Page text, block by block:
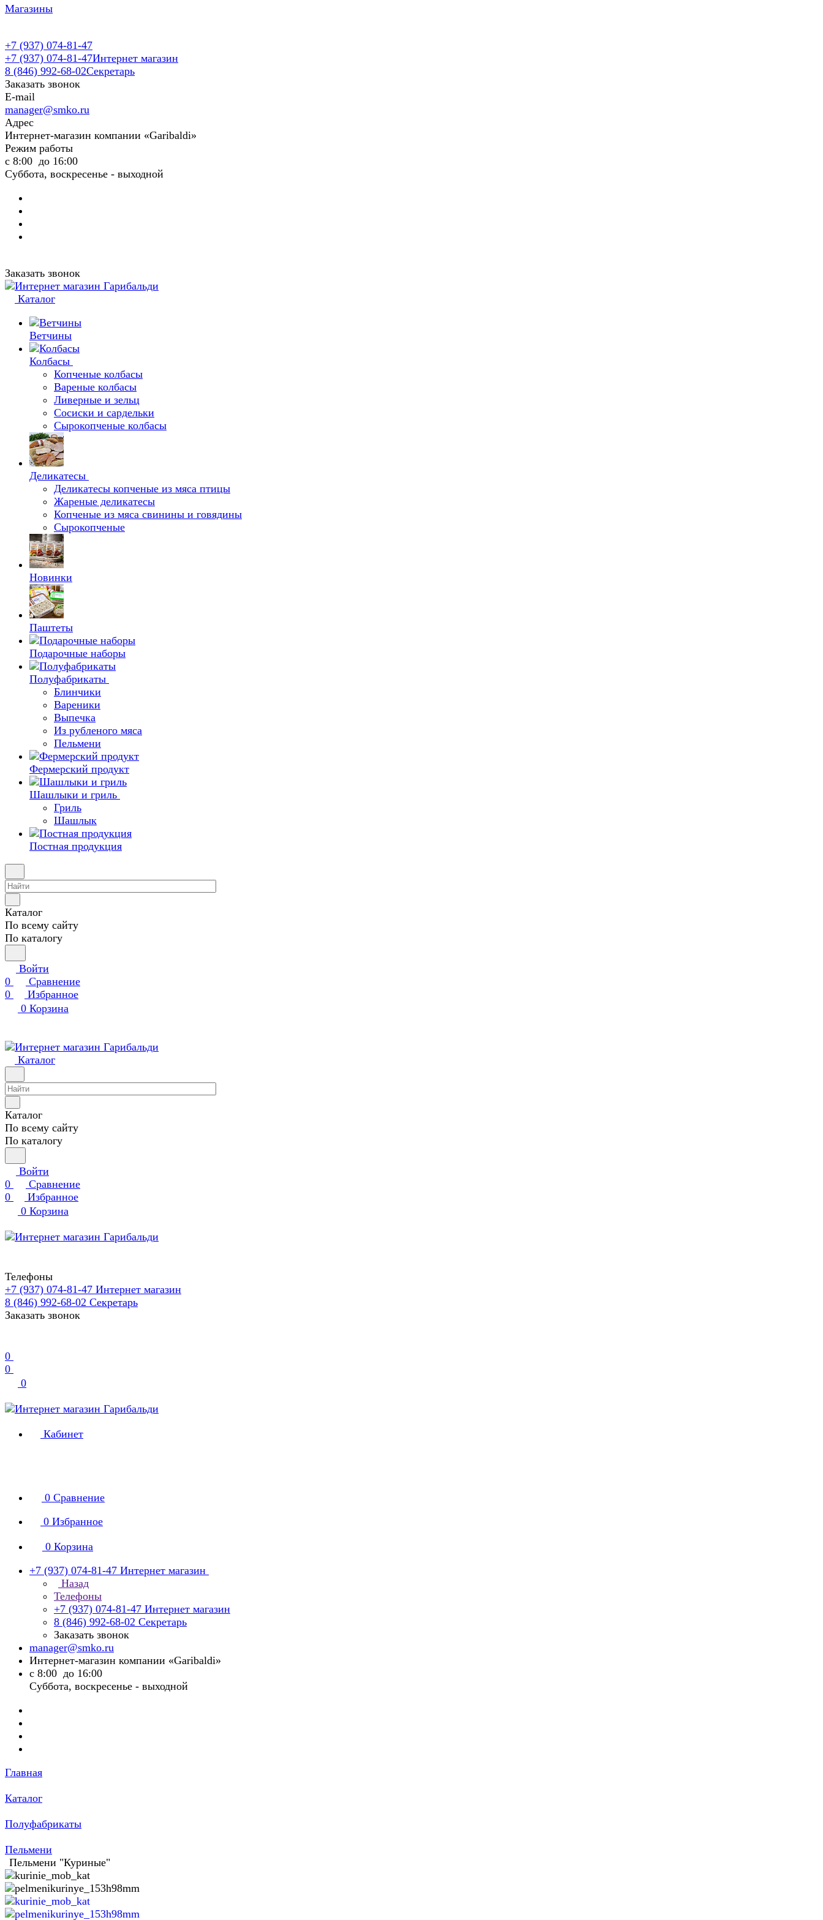
Магазины
+7 (937) 074-81-47
+7 (937) 074-81-47Интернет магазин
8 (846) 992-68-02Секретарь
Заказать звонок
E-mail
manager@smko.ru
Адрес
Интернет-магазин компании «Garibaldi»
Режим работы
с 8:00 до 16:00
Суббота, воскресенье - выходной
Заказать звонок
Каталог
Ветчины
Колбасы
Копченые колбасы
Вареные колбасы
Ливерные и зельц
Сосиски и сардельки
Сырокопченые колбасы
Деликатесы
Деликатесы копченые из мяса птицы
Жареные деликатесы
Копченые из мяса свинины и говядины
Сырокопченые
Новинки
Паштеты
Подарочные наборы
Полуфабрикаты
Блинчики
Вареники
Выпечка
Из рубленого мяса
Пельмени
Фермерский продукт
Шашлыки и гриль
Гриль
Шашлык
Постная продукция
Каталог
По всему сайту
По каталогу
Войти
0
Сравнение
0
Избранное
0 Корзина
Каталог
Каталог
По всему сайту
По каталогу
Войти
0
Сравнение
0
Избранное
0 Корзина
Телефоны
+7 (937) 074-81-47 Интернет магазин
8 (846) 992-68-02 Секретарь
Заказать звонок
0
0
0
Кабинет
0 Сравнение
0 Избранное
0 Корзина
+7 (937) 074-81-47 Интернет магазин
Назад
Телефоны
+7 (937) 074-81-47 Интернет магазин
8 (846) 992-68-02 Секретарь
Заказать звонок
manager@smko.ru
Интернет-магазин компании «Garibaldi»
с 8:00 до 16:00
Суббота, воскресенье - выходной
Главная
Каталог
Полуфабрикаты
Пельмени
Пельмени "Куриные"